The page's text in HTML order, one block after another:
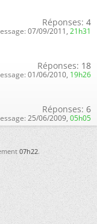
Réponses: 4
07/09/2011, 21h31
Réponses: 18
01/06/2010, 19h26
Réponses: 6
25/06/2009, 05h05
07h22.